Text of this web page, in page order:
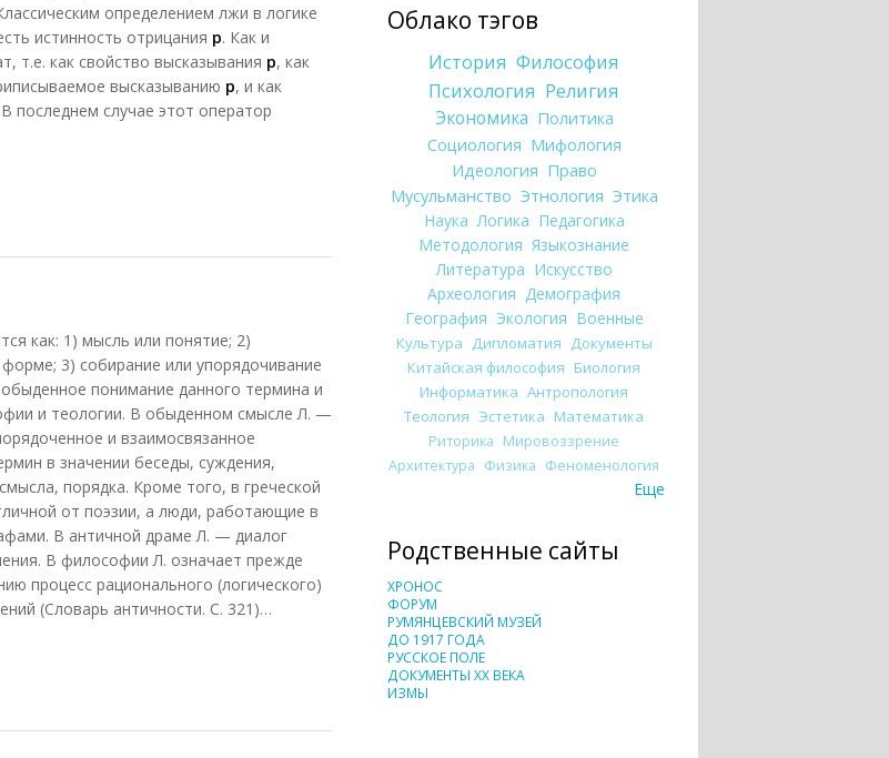
определением лжи в логике
истинность отрицания р. Как и
т.е. как свойство высказывания р, как
высказыванию р, и как
последнем случае этот оператор
как: 1) мысль или понятие; 2)
3) собирание или упорядочивание
понимание данного термина и
и теологии. В обыденном смысле Л. —
и взаимосвязанное
в значении беседы, суждения,
порядка. Кроме того, в греческой
от поэзии, а люди, работающие в
В античной драме Л. — диалог
В философии Л. означает прежде
процесс рационального (логического)
(Словарь античности. С. 321)…
Облако тэгов
История Философия
Психология Религия
Экономика Политика
Социология Мифология
Идеология Право
Мусульманство Этнология Этика
Наука Логика Педагогика
Методология Языкознание
Литература Искусство
Археология Демография
География Экология Военные
Культура Дипломатия Документы
Китайская философия Биология
Информатика Антропология
Теология Эстетика Математика
Риторика Мировоззрение
Архитектура Физика Феноменология
Еще
Родственные сайты
ХРОНОС
ФОРУМ
РУМЯНЦЕВСКИЙ МУЗЕЙ
ДО 1917 ГОДА
РУССКОЕ ПОЛЕ
ДОКУМЕНТЫ XX ВЕКА
ИЗМЫ